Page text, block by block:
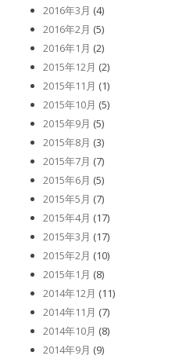
2016年3月 (4)
2016年2月 (5)
2016年1月 (2)
2015年12月 (2)
2015年11月 (1)
2015年10月 (5)
2015年9月 (5)
2015年8月 (3)
2015年7月 (7)
2015年6月 (5)
2015年5月 (7)
2015年4月 (17)
2015年3月 (17)
2015年2月 (10)
2015年1月 (8)
2014年12月 (11)
2014年11月 (7)
2014年10月 (8)
2014年9月 (9)